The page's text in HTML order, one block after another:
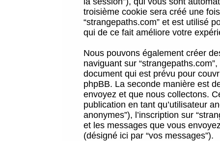
troisième cookie sera créé une
“strangepaths.com” et est utilisé
qui de ce fait améliore votre
Nous pouvons également créer
naviguant sur
document qui est prévu pour
phpBB. La seconde manière est
envoyez et que nous collectons.
publication en tant qu’utilisateur
anonymes”), l’inscription sur
et les messages que vous
(désigné ici par “vos messages”).